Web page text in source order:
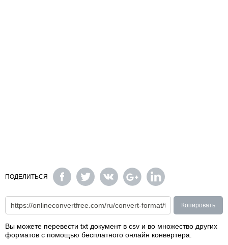
ПОДЕЛИТЬСЯ
Копировать
Вы можете перевести txt документ в csv и во множество других
форматов с помощью бесплатного онлайн конвертера.